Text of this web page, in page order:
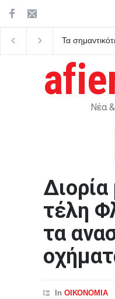
νέα της
Η
Νέα
Διορία
τέλη
τα
In ΟΙΚΟΝΟΜΙΑ